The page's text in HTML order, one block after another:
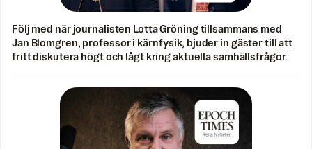
Följ med när journalisten Lotta Gröning tillsammans med
Jan Blomgren, professor i kärnfysik, bjuder in gäster till att
fritt diskutera högt och lågt kring aktuella samhällsfrågor.